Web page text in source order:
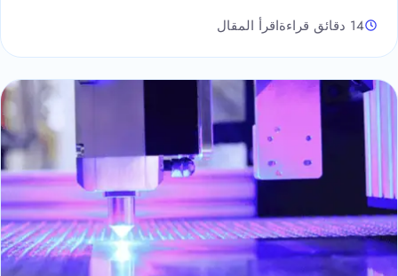
14 دقائق قراءة اقرأ المقال